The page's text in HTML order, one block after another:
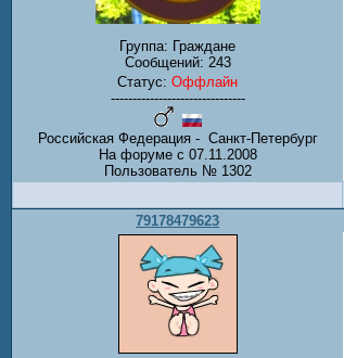
Группа: Граждане
Сообщений: 243
Статус: Оффлайн
-------------------------------
Российская Федерация - Санкт-Петербург
На форуме с 07.11.2008
Пользователь № 1302
79178479623